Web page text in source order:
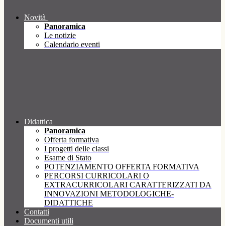
Novità
Panoramica
Le notizie
Calendario eventi
Didattica
Panoramica
Offerta formativa
I progetti delle classi
Esame di Stato
POTENZIAMENTO OFFERTA FORMATIVA
PERCORSI CURRICOLARI O
EXTRACURRICOLARI CARATTERIZZATI DA
INNOVAZIONI METODOLOGICHE-
DIDATTICHE
Contatti
Documenti utili